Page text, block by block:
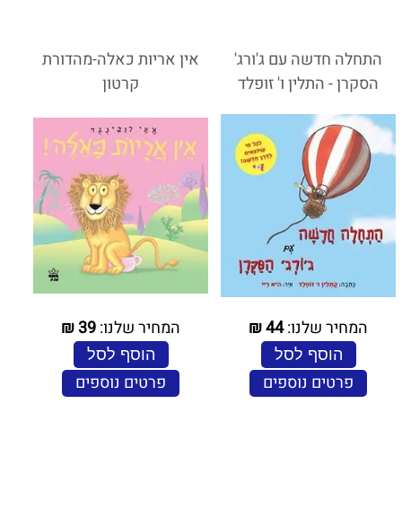
התחלה חדשה עם ג'ורג'
הסקרן - התלין ו' זופלד
המחיר שלנו:44
₪
הוסף לסל
פרטים נוספים
אין אריות כאלה-מהדורת
קרטון
המחיר שלנו:39
₪
הוסף לסל
פרטים נוספים